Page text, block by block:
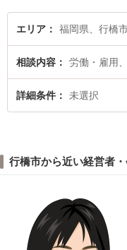
エリア 福岡県、行橋
相談内容 労働・雇用
詳細条件 未選択
行橋市から近い経営者